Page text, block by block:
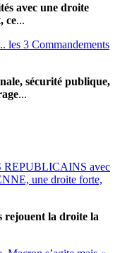
avec une droite
ce...
3 Commandements
sécurité publique,
...
REPUBLICAINS avec
une droite forte,
rejouent la droite la